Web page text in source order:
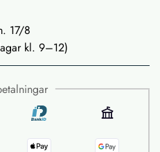
17/8
kl. 9–12)